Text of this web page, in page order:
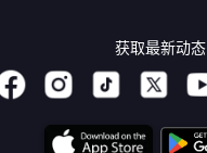
获取最新动态